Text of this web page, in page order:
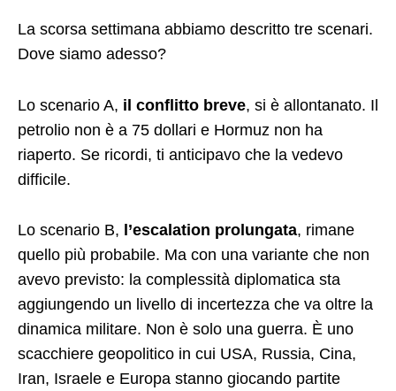
La scorsa settimana abbiamo descritto tre scenari.
Dove siamo adesso?
Lo scenario A, il conflitto breve, si è allontanato. Il
petrolio non è a 75 dollari e Hormuz non ha
riaperto. Se ricordi, ti anticipavo che la vedevo
difficile.
Lo scenario B, l’escalation prolungata, rimane
quello più probabile. Ma con una variante che non
avevo previsto: la complessità diplomatica sta
aggiungendo un livello di incertezza che va oltre la
dinamica militare. Non è solo una guerra. È uno
scacchiere geopolitico in cui USA, Russia, Cina,
Iran, Israele e Europa stanno giocando partite